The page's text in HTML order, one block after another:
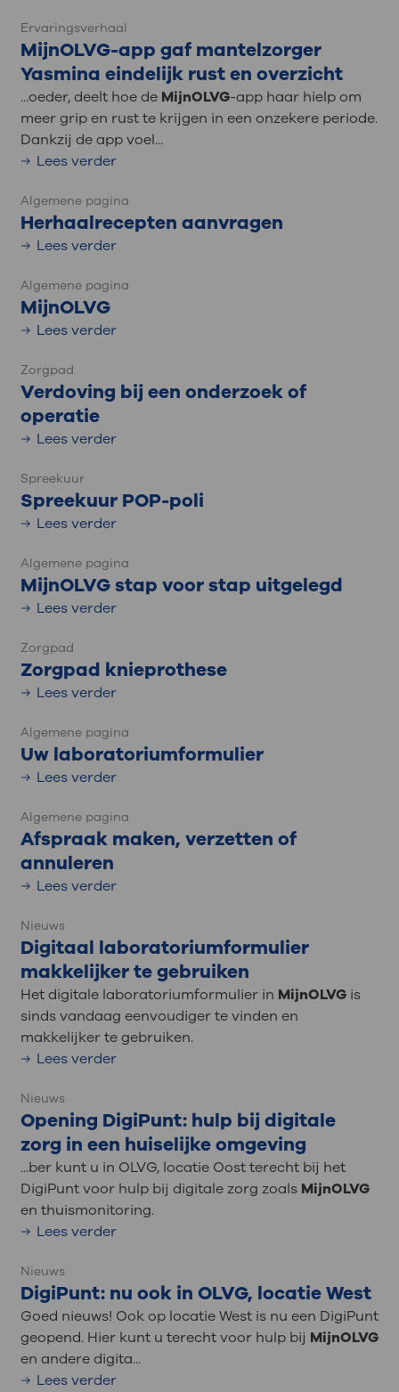
Ervaringsverhaal
MijnOLVG-app gaf mantelzorger
Yasmina eindelijk rust en overzicht
...oeder, deelt hoe de MijnOLVG-app haar hielp om
meer grip en rust te krijgen in een onzekere periode.
Dankzij de app voel...
Lees verder
Algemene pagina
Herhaalrecepten aanvragen
Lees verder
Algemene pagina
MijnOLVG
Lees verder
Zorgpad
Verdoving bij een onderzoek of
operatie
Lees verder
Spreekuur
Spreekuur POP-poli
Lees verder
Algemene pagina
MijnOLVG stap voor stap uitgelegd
Lees verder
Zorgpad
Zorgpad knieprothese
Lees verder
Algemene pagina
Uw laboratoriumformulier
Lees verder
Algemene pagina
Afspraak maken, verzetten of
annuleren
Lees verder
Nieuws
Digitaal laboratoriumformulier
makkelijker te gebruiken
Het digitale laboratoriumformulier in MijnOLVGis
sinds vandaag eenvoudiger te vinden en
makkelijker te gebruiken.
Lees verder
Nieuws
Opening DigiPunt: hulp bij digitale
zorg in een huiselijke omgeving
...ber kunt u in OLVG, locatie Oost terecht bij het
DigiPunt voor hulp bij digitale zorg zoals MijnOLVG
en thuismonitoring.
Lees verder
Nieuws
DigiPunt: nu ook in OLVG, locatie West
Goed nieuws! Ook op locatie West is nu een DigiPunt
geopend. Hier kunt u terecht voor hulp bij MijnOLVG
en andere digita...
Lees verder